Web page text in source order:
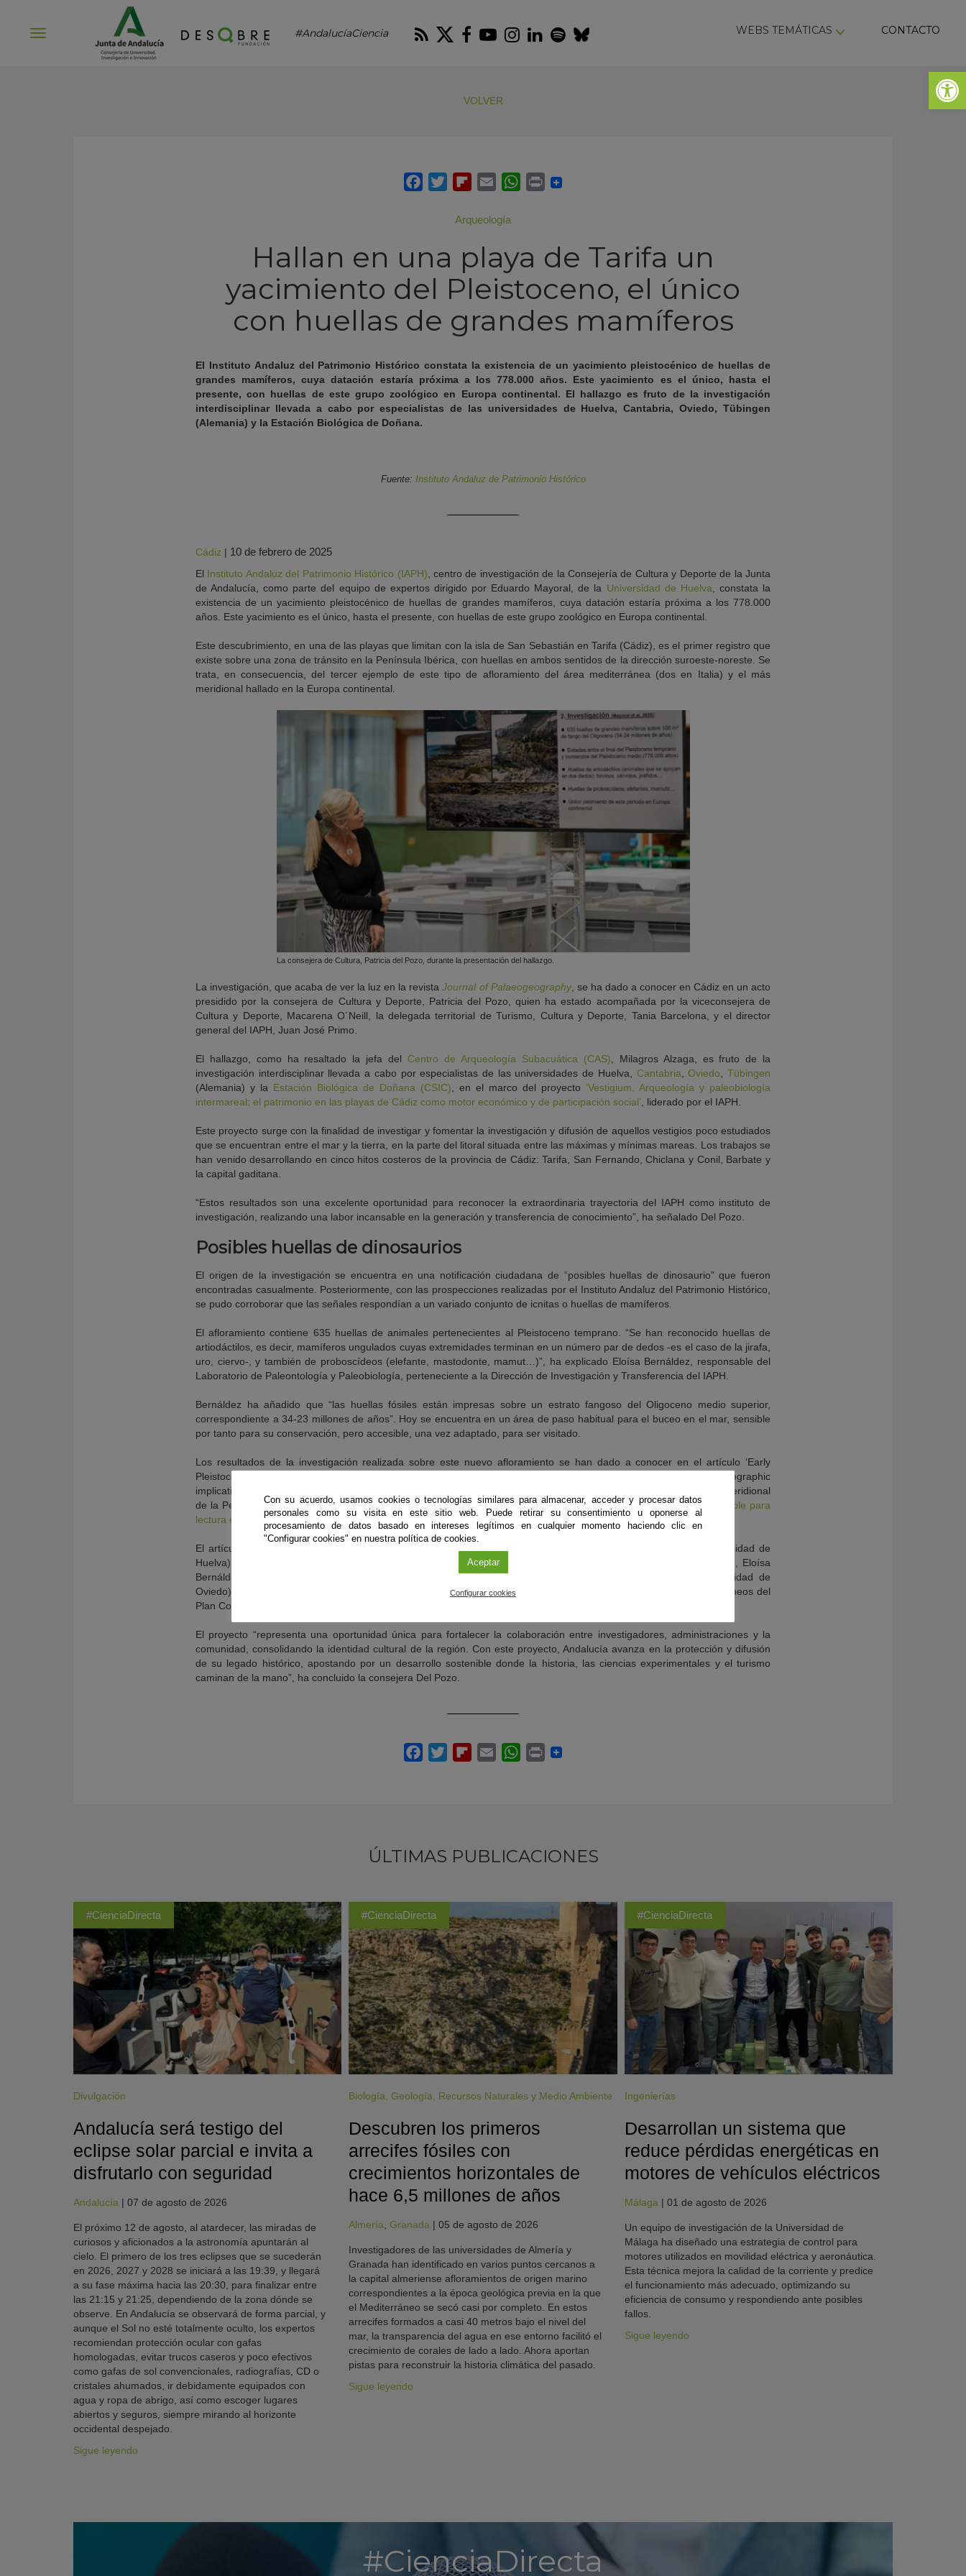
Abrir
#AndalucíaCiencia RSS Twitter
Facebook
Youtube
Instagram
LinkedIn
Spotify
Bluesky WEBS TEMÁTICAS CONTACTO
VOLVER
Arqueología
Hallan en una playa de Tarifa un
yacimiento del Pleistoceno, el único
con huellas de grandes mamíferos
El Instituto Andaluz del Patrimonio Histórico constata la existencia de un yacimiento pleistocénico de huellas de
grandes mamíferos, cuya datación estaría próxima a los 778.000 años. Este yacimiento es el único, hasta el
presente, con huellas de este grupo zoológico en Europa continental. El hallazgo es fruto de la investigación
interdisciplinar llevada a cabo por especialistas de las universidades de Huelva, Cantabria, Oviedo, Tübingen
(Alemania) y la Estación Biológica de Doñana.
Fuente: Instituto Andaluz de Patrimonio Histórico
Cádiz | 10 de febrero de 2025
El Instituto Andaluz del Patrimonio Histórico (IAPH) , centro de investigación de la Consejería de Cultura y Deporte de la Junta
de Andalucía, como parte del equipo de expertos dirigido por Eduardo Mayoral, de la Universidad de Huelva , constata la
existencia de un yacimiento pleistocénico de huellas de grandes mamíferos, cuya datación estaría próxima a los 778.000
años. Este yacimiento es el único, hasta el presente, con huellas de este grupo zoológico en Europa continental.
Este descubrimiento, en una de las playas que limitan con la isla de San Sebastián en Tarifa (Cádiz), es el primer registro que
existe sobre una zona de tránsito en la Península Ibérica, con huellas en ambos sentidos de la dirección suroeste-noreste. Se
trata, en consecuencia, del tercer ejemplo de este tipo de afloramiento del área mediterránea (dos en Italia) y el más
meridional hallado en la Europa continental.
La consejera de Cultura, Patricia del Pozo, durante la presentación del hallazgo.
La investigación, que acaba de ver la luz en la revistaJournal of Palaeogeography, se ha dado a conocer en Cádiz en un acto
presidido por la consejera de Cultura y Deporte, Patricia del Pozo, quien ha estado acompañada por la viceconsejera de
Cultura y Deporte, Macarena O´Neill, la delegada territorial de Turismo, Cultura y Deporte, Tania Barcelona, y el director
general del IAPH, Juan José Primo.
El hallazgo, como ha resaltado la jefa del Centro de Arqueología Subacuática (CAS) , Milagros Alzaga, es fruto de la
investigación interdisciplinar llevada a cabo por especialistas de las universidades de Huelva, Cantabria ,Oviedo ,Tübingen
(Alemania) y la Estación Biológica de Doñana (CSIC) , en el marco del proyecto ‘Vestigium. Arqueología y paleobiología
intermareal: el patrimonio en las playas de Cádiz como motor económico y de participación social’ , liderado por el IAPH.
Este proyecto surge con la finalidad de investigar y fomentar la investigación y difusión de aquellos vestigios poco estudiados
que se encuentran entre el mar y la tierra, en la parte del litoral situada entre las máximas y mínimas mareas. Los trabajos se
han venido desarrollando en cinco hitos costeros de la provincia de Cádiz: Tarifa, San Fernando, Chiclana y Conil, Barbate y
la capital gaditana.
“Estos resultados son una excelente oportunidad para reconocer la extraordinaria trayectoria del IAPH como instituto de
investigación, realizando una labor incansable en la generación y transferencia de conocimiento”, ha señalado Del Pozo.
Posibles huellas de dinosaurios
El origen de la investigación se encuentra en una notificación ciudadana de “posibles huellas de dinosaurio” que fueron
encontradas casualmente. Posteriormente, con las prospecciones realizadas por el Instituto Andaluz del Patrimonio Histórico,
se pudo corroborar que las señales respondían a un variado conjunto de icnitas o huellas de mamíferos.
El afloramiento contiene 635 huellas de animales pertenecientes al Pleistoceno temprano. “Se han reconocido huellas de
artiodáctilos, es decir, mamíferos ungulados cuyas extremidades terminan en un número par de dedos -es el caso de la jirafa,
uro, ciervo-, y también de proboscídeos (elefante, mastodonte, mamut…)”, ha explicado Eloísa Bernáldez, responsable del
Laboratorio de Paleontología y Paleobiología, perteneciente a la Dirección de Investigación y Transferencia del IAPH.
Bernáldez ha añadido que “las huellas fósiles están impresas sobre un estrato fangoso del Oligoceno medio superior,
correspondiente a 34-23 millones de años”. Hoy se encuentra en un área de paso habitual para el buceo en el mar, sensible
por tanto para su conservación, pero accesible, una vez adaptado, para ser visitado.
Los resultados de la investigación realizada sobre este nuevo afloramiento se han dado a conocer en el artículo ‘Early
Pleistocene vertebrate tracks impressed on oligocene beds from the southernmost iberian peninsula: palaeogeographic
implications’ (Huellas de vertebrados del Pleistoceno temprano impresas en estratos del Oligoceno del punto más meridional
de la Península Ibérica: implicaciones paleogeográficas) publicado enJournal of Palaeogeography,que está disponible para
lectura en inglés,en la página web de la revista.
El artículo está firmado por Eduardo Mayoral Alfaro, Antonio Rodríguez Ramírez y Juan Antonio Morales (Universidad de
Huelva), Jérémy Duveau (Universidad de Tübingen), Ricardo Díaz-Delgado (Estación Biológica de Doñana, CSIC), Eloísa
Bernáldez-Sánchez, Esteban García-Viñas, Mili Jiménez Melero y Milagros Alzaga (IAPH), Ana Santos (Universidad de
Oviedo) e Ignacio Díaz-Martínez (Universidad de Cantabria). ‘Vestigium’ es un proyecto financiado con fondos europeos del
Plan Complementario de Ciencias Marinas y del Plan de Recuperación, Transformación y Resiliencia.
El proyecto “representa una oportunidad única para fortalecer la colaboración entre investigadores, administraciones y la
comunidad, consolidando la identidad cultural de la región. Con este proyecto, Andalucía avanza en la protección y difusión
de su legado histórico, apostando por un desarrollo sostenible donde la historia, las ciencias experimentales y el turismo
caminan de la mano”, ha concluido la consejera Del Pozo.
ÚLTIMAS PUBLICACIONES
#CienciaDirecta
Divulgación
Andalucía será testigo del
eclipse solar parcial e invita a
disfrutarlo con seguridad
Andalucía | 07 de agosto de 2026
El próximo 12 de agosto, al atardecer, las miradas de
curiosos y aficionados a la astronomía apuntarán al
cielo. El primero de los tres eclipses que se sucederán
en 2026, 2027 y 2028 se iniciará a las 19:39, y llegará
a su fase máxima hacia las 20:30, para finalizar entre
las 21:15 y 21:25, dependiendo de la zona dónde se
observe. En Andalucía se observará de forma parcial, y
aunque el Sol no esté totalmente oculto, los expertos
recomiendan protección ocular con gafas
homologadas, evitar trucos caseros y poco efectivos
como gafas de sol convencionales, radiografías, CD o
cristales ahumados, ir debidamente equipados con
agua y ropa de abrigo, así como escoger lugares
abiertos y seguros, siempre mirando al horizonte
occidental despejado.
Sigue leyendo
#CienciaDirecta
Biología ,Geología Recursos Naturales y Medio Ambiente
Descubren los primeros
arrecifes fósiles con
crecimientos horizontales de
hace 6,5 millones de años
Almería ,Granada |05 de agosto de 2026
Investigadores de las universidades de Almería y
Granada han identificado en varios puntos cercanos a
la capital almeriense afloramientos de origen marino
correspondientes a la época geológica previa en la que
el Mediterráneo se secó casi por completo. En estos
arrecifes formados a casi 40 metros bajo el nivel del
mar, la transparencia del agua en ese entorno facilitó el
crecimiento de corales de lado a lado. Ahora aportan
pistas para reconstruir la historia climática del pasado.
Sigue leyendo
#CienciaDirecta
Ingenierías
Desarrollan un sistema que
reduce pérdidas energéticas en
motores de vehículos eléctricos
Málaga | 01 de agosto de 2026
Un equipo de investigación de la Universidad de
Málaga ha diseñado una estrategia de control para
motores utilizados en movilidad eléctrica y aeronáutica.
Esta técnica mejora la calidad de la corriente y predice
el funcionamiento más adecuado, optimizando su
eficiencia de consumo y respondiendo ante posibles
fallos.
Sigue leyendo
#CienciaDirecta
Con su acuerdo, usamos cookies o tecnologías similares para almacenar, acceder y procesar datos
personales como su visita en este sitio web. Puede retirar su consentimiento u oponerse al
procesamiento de datos basado en intereses legítimos en cualquier momento haciendo clic en
"Configurar cookies" en nuestra política de cookies.
Aceptar
Configurar cookies